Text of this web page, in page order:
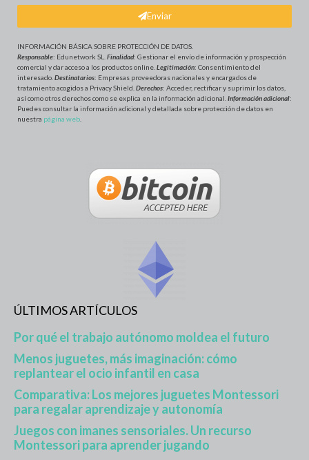
Enviar
INFORMACIÓN BÁSICA SOBRE PROTECCIÓN DE DATOS
Responsable: Edunetwork SL. Finalidad: Gestionar el envío de información y prospección
comercial y dar acceso a los productos online. Legitimación: Consentimiento del
interesado. Destinatarios: Empresas proveedoras nacionales y encargados de
tratamiento acogidos a Privacy Shield. Derechos: Acceder, rectificar y suprimir los datos,
así como otros derechos como se explica en la información adicional. Información adicional:
Puedes consultar la información adicional y detallada sobre protección de datos en
nuestra página web
ÚLTIMOS ARTÍCULOS
Por qué el trabajo autónomo moldea el futuro
Menos juguetes, más imaginación: cómo
replantear el ocio infantil en casa
Comparativa: Los mejores juguetes Montessori
para regalar aprendizaje y autonomía
Juegos con imanes sensoriales. Un recurso
Montessori para aprender jugando